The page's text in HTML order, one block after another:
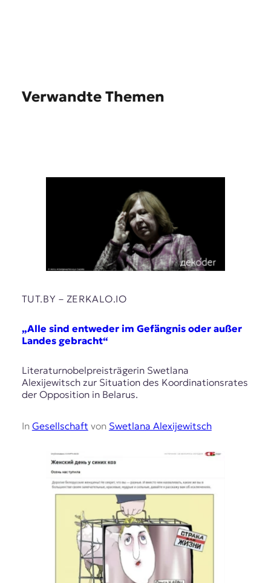
Verwandte Themen
TUT.BY – ZERKALO.IO
„Alle sind entweder im Gefängnis oder außer
Landes gebracht“
Literaturnobelpreisträgerin Swetlana
Alexijewitsch zur Situation des Koordinationsrates
der Opposition in Belarus.
In Gesellschaft von Swetlana Alexijewitsch